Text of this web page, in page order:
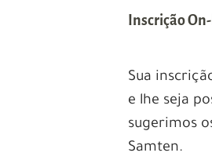
Inscrição
Sua
e lhe seja
sugerimos
Samten.